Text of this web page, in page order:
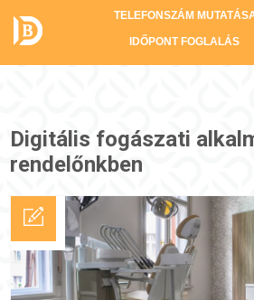
TELEFONSZÁM
IDŐPONT FOGLALÁS
Digitális fogászati
rendelőnkben